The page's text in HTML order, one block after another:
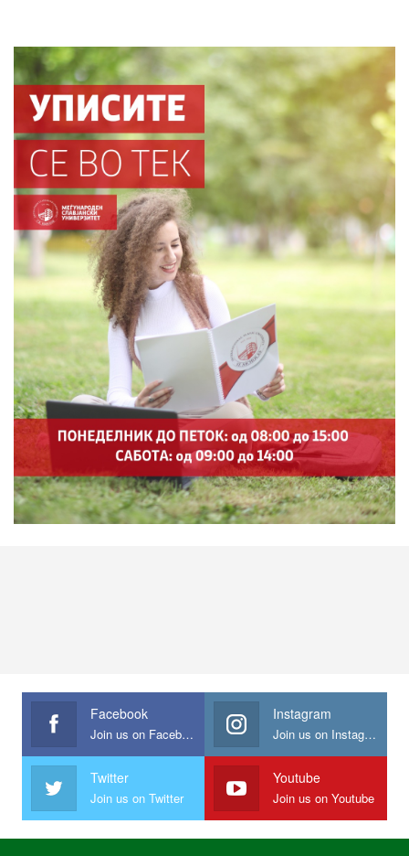
Facebook
Join us on Facebook
Instagram
Join us on Instagram
Twitter
Join us on Twitter
Youtube
Join us on Youtube